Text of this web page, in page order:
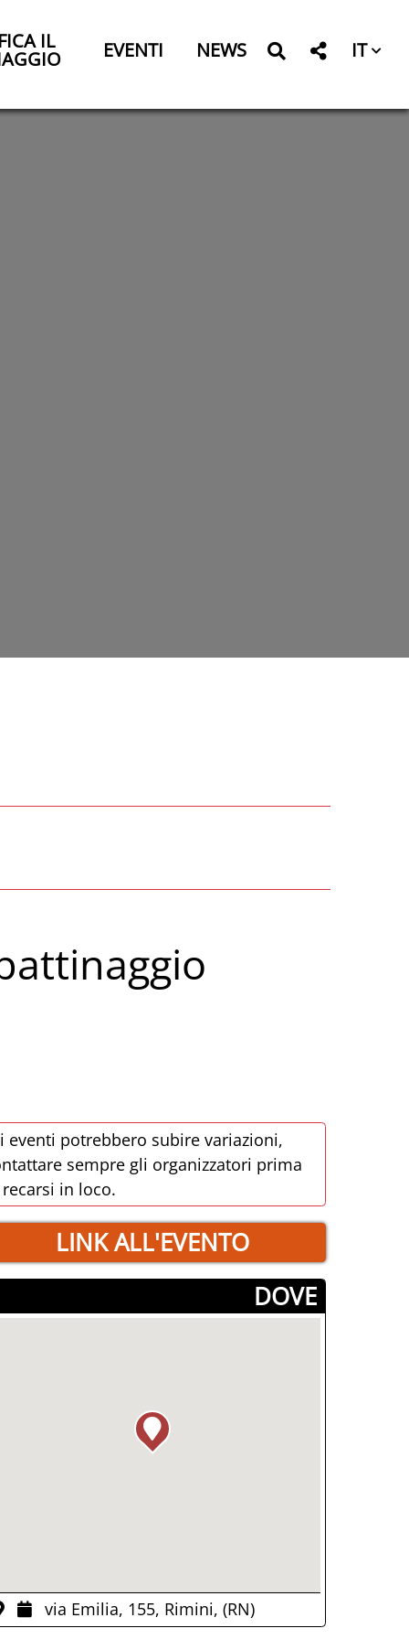
IL EVENTI NEWS IT
eventi potrebbero subire variazioni,
sempre gli organizzatori prima
in loco.
LINK ALL'EVENTO
­DOVE
via Emilia, 155, Rimini, (RN)